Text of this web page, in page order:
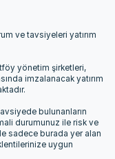
ve tavsiyeleri yatırım
yönetim şirketleri,
imzalanacak yatırım
bulunanların
durumunuz ile risk ve
sadece burada yer alan
uygun